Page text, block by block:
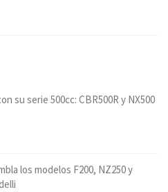
su serie 500cc: CBR500R y NX500
los modelos F200, NZ250 y